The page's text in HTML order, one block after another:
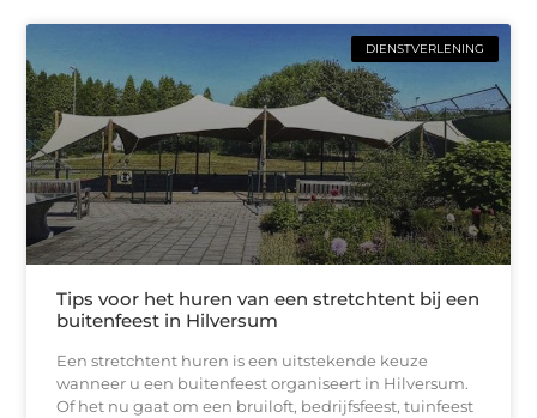
DIENSTVERLENING
Tips voor het huren van een stretchtent bij een
buitenfeest in Hilversum
Een stretchtent huren is een uitstekende keuze
wanneer u een buitenfeest organiseert in Hilversum.
Of het nu gaat om een bruiloft, bedrijfsfeest, tuinfeest